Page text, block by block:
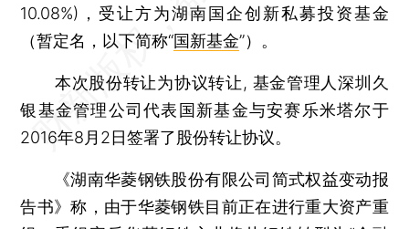
10.08%)，受让方为湖南国企创新私募投资基金
（暂定名，以下简称“国新基金”）。
本次股份转让为协议转让, 基金管理人深圳久
银基金管理公司代表国新基金与安赛乐米塔尔于
2016年8月2日签署了股份转让协议。
《湖南华菱钢铁股份有限公司简式权益变动报
告书》称，由于华菱钢铁目前正在进行重大资产重